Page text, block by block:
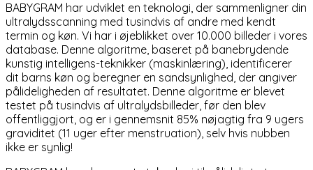
BABYGRAM har udviklet en teknologi, der sammenligner din
ultralydsscanning med tusindvis af andre med kendt
termin og køn. Vi har i øjeblikket over 10.000 billeder i vores
database. Denne algoritme, baseret på banebrydende
kunstig intelligens-teknikker (maskinlæring), identificerer
dit barns køn og beregner en sandsynlighed, der angiver
pålideligheden af resultatet. Denne algoritme er blevet
testet på tusindvis af ultralydsbilleder, før den blev
offentliggjort, og er i gennemsnit 85% nøjagtig fra 9 ugers
graviditet (11 uger efter menstruation), selv hvis nubben
ikke er synlig!